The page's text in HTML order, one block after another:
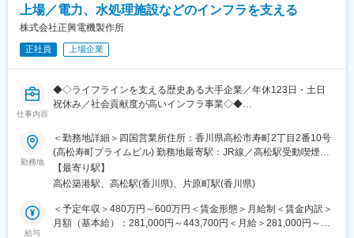
ど目に見えないところで
先進の技術が活躍しています。
の開発にも貢献しています。
◎大規模プロジェクトに携わることができ、工期は2週間程度、受
注額は1億円～数十億円の案件が中心です。
感を持って携われます。
■魅力
〈成長の機会〉
スキルを活かし成長が実現できます。
〈安定した環境〉
上場／電力、水処理施設などのインフラを支える
株式会社正興電機製作所
正社員 上場企業
仕事内容
◆◇ライフラインを支える歴史ある大手企業／年休123日・土日
祝休み／社会貢献度が高いインフラ事業◇◆
■業務内容
電力設備や水処理施設、各種プラントの電気工事に関する施工管
理（現場代理人）を担当していただきます。
■業務詳細
これまでのご経験に応じて担当内容を決定しますが、主に下記の
業務内容です。
勤務地
＜勤務地詳細＞四国営業所住所：香川県高松市寿町2丁目2番10号
(高松寿町プライムビル) 勤務地最寄駅：JR線／高松駅受動喫煙対
策：屋内全面禁煙変更の範囲：会社の定める事業所
【最寄り駅】
高松築港駅、高松駅(香川県)、片原町駅(香川県)
給与
＜予定年収＞480万円～600万円＜賃金形態＞月給制＜賃金内訳＞
月額（基本給）：281,000円～443,700円＜月給＞281,000円～